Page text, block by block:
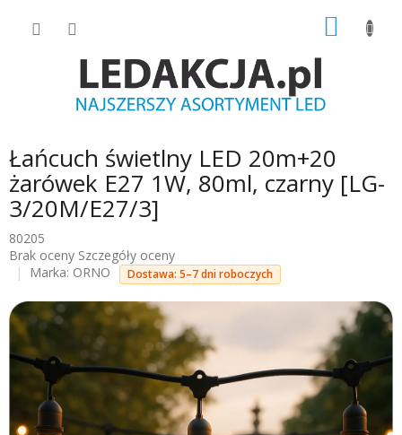
Łańcuch świetlny LED 20m+20
żarówek E27 1W, 80ml, czarny [LG-
3/20M/E27/3]
80205
Średnia
ocena
wynosi
0.0
na
5
gwiazdek.
Brak oceny Szczegóły oceny
Marka: ORNO Dostawa: 5–7 dni roboczych